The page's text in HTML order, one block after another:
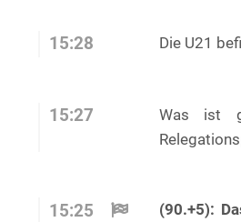
15:28 Die U21
15:27
Was ist
15:25
(90.+5):